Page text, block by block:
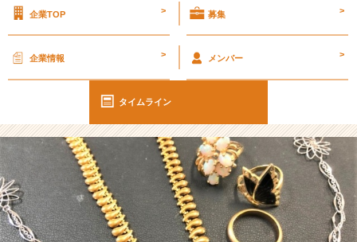
間
う！
【株
会
タ
企業TOP > 募集 >
企業情報 > メンバー >
タイムライン